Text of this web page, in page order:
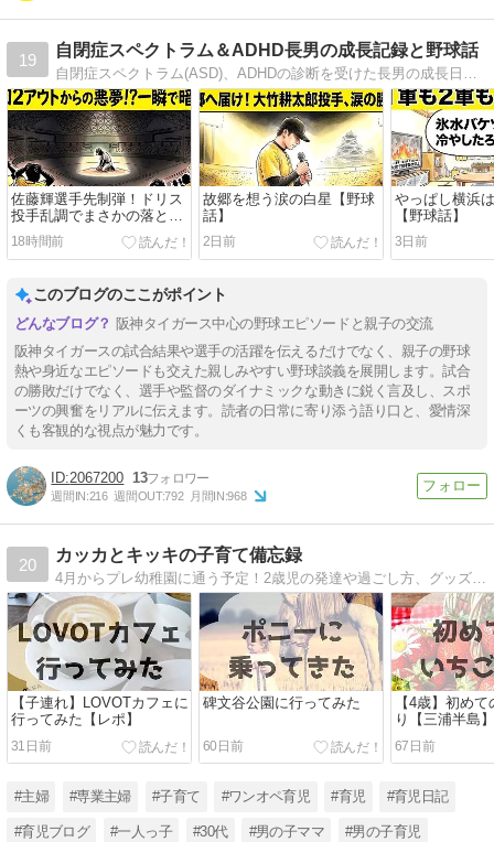
19
自閉症スペクトラム＆ADHD長男の成長記録と野球話
佐藤輝選手先制弾！ドリス
投手乱調でまさかの落とし
穴…【野球話】
18時間前
故郷を想う涙の白星【野球
話】
2日前
やっぱし横浜
【野球話】
3日前
このブログのここがポイント
阪神タイガース中心の野球エピソードと親子の交流
阪神タイガースの試合結果や選手の活躍を伝えるだけでなく、親子の野球
熱や身近なエピソードも交えた親しみやすい野球談義を展開します。試合
の勝敗だけでなく、選手や監督のダイナミックな動きに鋭く言及し、スポ
ーツの興奮をリアルに伝えます。読者の日常に寄り添う語り口と、愛情深
くも客観的な視点が魅力です。
2067200 13
週間IN:216 週間OUT:792 月間IN:968
20
カッカとキッキの子育て備忘録
4月からプレ幼稚園に通う予定！2歳児の発達や過ごし方、グッズやおもちゃレビューなど。右も左も分からなんなりにガンバッテイル。
【子連れ】LOVOTカフェに
行ってみた【レポ】
31日前
碑文谷公園に行ってみた
60日前
【4歳】初め
り【三浦半島】
67日前
#主婦 #専業主婦 #子育て #ワンオペ育児 #育児 #育児日記
#育児ブログ #一人っ子 #30代 #男の子ママ #男の子育児